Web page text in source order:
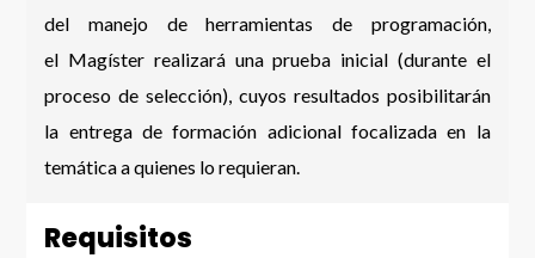
del manejo de herramientas de programación,
el Magíster realizará una prueba inicial (durante el
proceso de selección), cuyos resultados posibilitarán
la entrega de formación adicional focalizada en la
temática a quienes lo requieran.
Requisitos